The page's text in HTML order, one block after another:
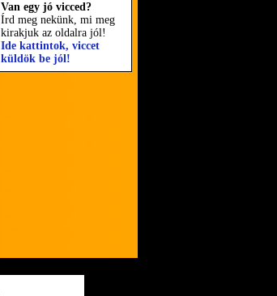
Van egy jó vicced?
Írd meg nekünk, mi meg
kirakjuk az oldalra jól!
Ide kattintok, viccet
küldök be jól!